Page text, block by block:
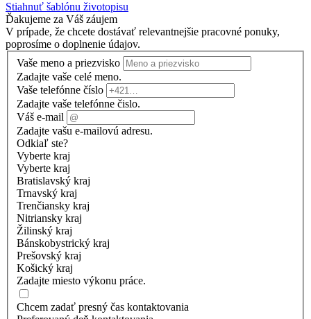
Stiahnuť šablónu životopisu
Ďakujeme za Váš záujem
V prípade, že chcete dostávať relevantnejšie pracovné ponuky,
poprosíme o doplnenie údajov.
Vaše meno a priezvisko
Zadajte vaše celé meno.
Vaše telefónne číslo
Zadajte vaše telefónne čislo.
Váš e-mail
Zadajte vašu e-mailovú adresu.
Odkiaľ ste?
Vyberte kraj
Vyberte kraj
Bratislavský kraj
Trnavský kraj
Trenčiansky kraj
Nitriansky kraj
Žilinský kraj
Bánskobystrický kraj
Prešovský kraj
Košický kraj
Zadajte miesto výkonu práce.
Chcem zadať presný čas kontaktovania